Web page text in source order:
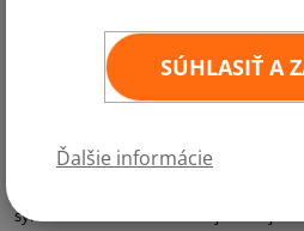
SÚHLASIŤ A
Ďalšie informácie
Kategórie:
symbol husitského hnutia a jeho boja